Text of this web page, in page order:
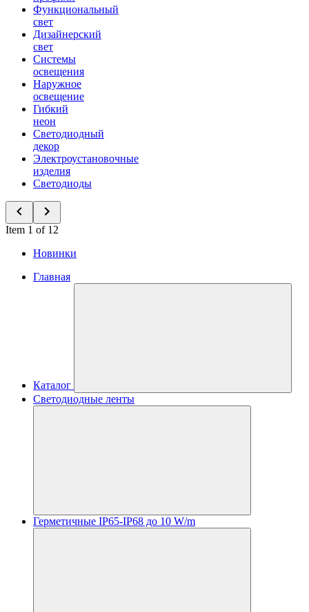
Функциональный
свет
Дизайнерский
свет
Системы
освещения
Наружное
освещение
Гибкий
неон
Светодиодный
декор
Электроустановочные
изделия
Светодиоды
Item 1 of 12
Новинки
Главная
Каталог
Светодиодные ленты
Герметичные IP65-IP68 до 10 W/m